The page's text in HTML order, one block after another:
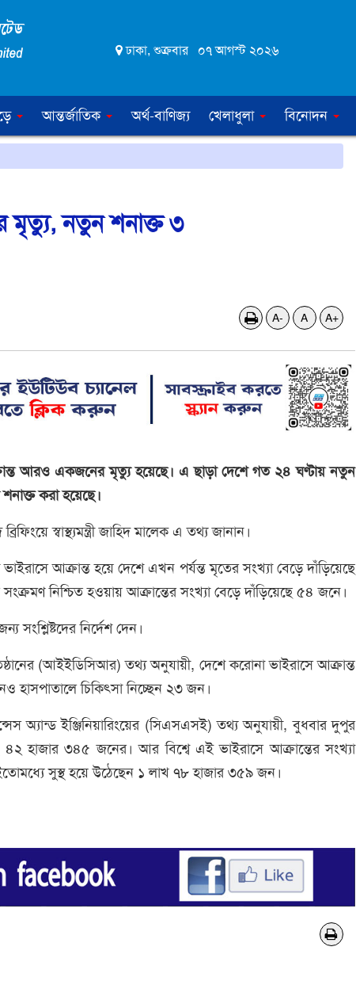
ঢাকা, শুক্রবার ০৭ আগস্ট ২০২৬
আন্তর্জাতিক অর্থ-বাণিজ্য খেলাধুলা বিনোদন
নতুন শনাক্ত ৩
A- A A+
আরও একজনের মৃত্যু হয়েছে। এ ছাড়া দেশে গত ২৪ ঘণ্টায় নতুন
করা হয়েছে।
স্বাস্থ্যমন্ত্রী জাহিদ মালেক এ তথ্য জানান।
আক্রান্ত হয়ে দেশে এখন পর্যন্ত মৃতের সংখ্যা বেড়ে দাঁড়িয়েছে
নিশ্চিত হওয়ায় আক্রান্তের সংখ্যা বেড়ে দাঁড়িয়েছে ৫৪ জনে।
সংশ্লিষ্টদের নির্দেশ দেন।
(আইইডিসিআর) তথ্য অনুযায়ী, দেশে করোনা ভাইরাসে আক্রান্ত
চিকিৎসা নিচ্ছেন ২৩ জন।
অ্যান্ড ইঞ্জিনিয়ারিংয়ের (সিএসএসই) তথ্য অনুযায়ী, বুধবার দুপুর
৪২ হাজার ৩৪৫ জনের। আর বিশ্বে এই ভাইরাসে আক্রান্তের সংখ্যা
সুস্থ হয়ে উঠেছেন ১ লাখ ৭৮ হাজার ৩৫৯ জন।